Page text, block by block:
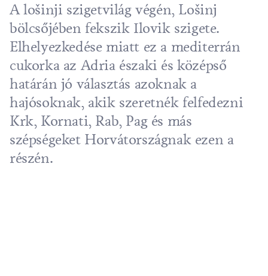
A lošinji szigetvilág végén, Lošinj
bölcsőjében fekszik Ilovik szigete.
Elhelyezkedése miatt ez a mediterrán
cukorka az Adria északi és középső
határán jó választás azoknak a
hajósoknak, akik szeretnék felfedezni
Krk, Kornati, Rab, Pagés más
szépségeket Horvátországnak ezen a
részén.